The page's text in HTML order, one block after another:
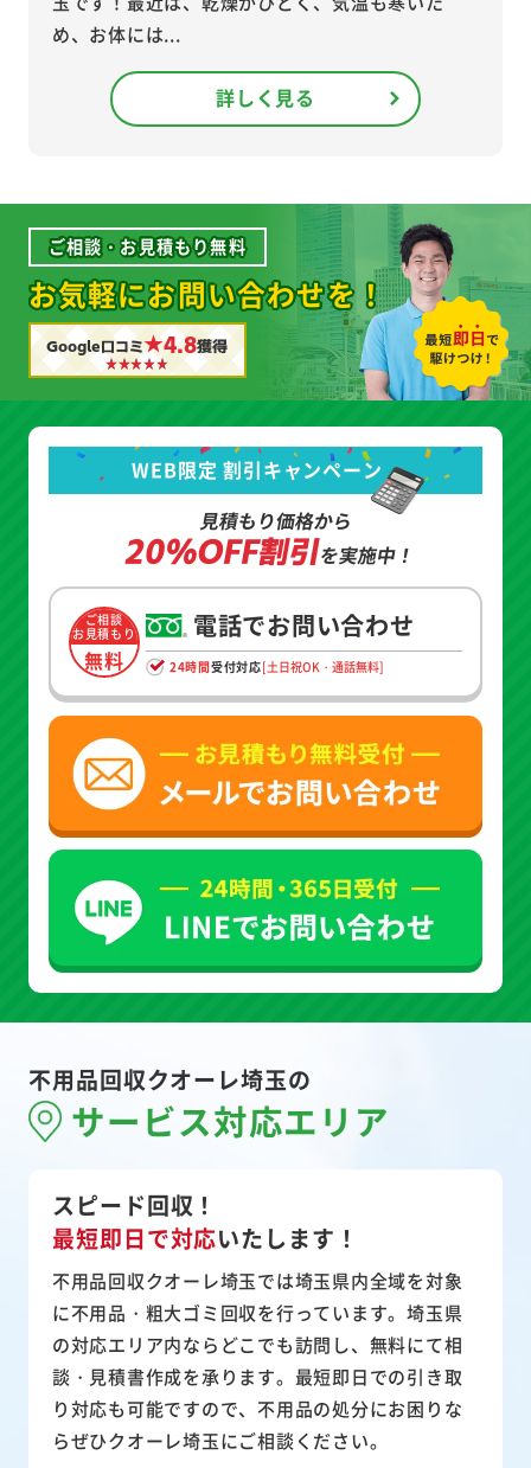
め、お体には...
詳しく見る
ご相談・お見積もり無料
お気軽にお問い合わせを！
Google口コミ★4.8獲得
WEB限定 割引キャンペーン
見積もり価格から
20%OFF割引を実施中！
ご相談
お見積もり
無料
電話でお問い合わせ
24時間受付対応[土日祝OK・通話無料]
不用品回収クオーレ埼玉の
サービス対応エリア
スピード回収！
最短即日で対応いたします！
不用品回収クオーレ埼玉では埼玉県内全域を対象
に不用品・粗大ゴミ回収を行っています。埼玉県
の対応エリア内ならどこでも訪問し、無料にて相
談・見積書作成を承ります。最短即日での引き取
り対応も可能ですので、不用品の処分にお困りな
らぜひクオーレ埼玉にご相談ください。